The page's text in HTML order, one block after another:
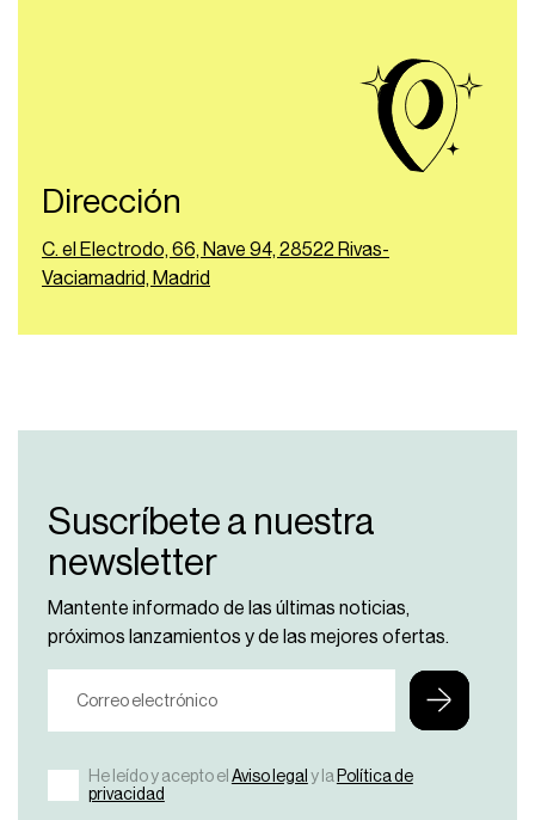
Dirección
C. el Electrodo, 66, Nave 94, 28522 Rivas-
Vaciamadrid, Madrid
Suscríbete a nuestra
newsletter
Mantente informado de las últimas noticias,
próximos lanzamientos y de las mejores ofertas.
He leído y acepto el Aviso legal y la Política de
privacidad